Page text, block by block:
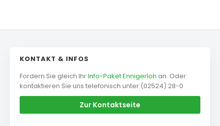
KONTAKT & INFOS
Fordern Sie gleich IhrInfo-Paket Ennigerloh an. Oder
kontaktieren Sie uns telefonisch unter (02524) 28-0.
Zur Kontaktseite